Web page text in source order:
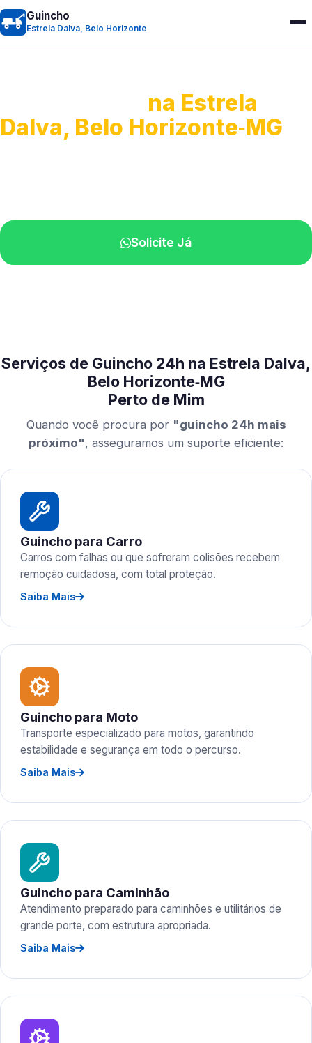
Guincho
Estrela Dalva, Belo Horizonte
na Estrela
Dalva, Belo Horizonte‑MG
Solicite Já
Serviços de Guincho 24h na Estrela Dalva,
Belo Horizonte‑MG
Perto de Mim
Quando você procura por "guincho 24h mais
próximo", asseguramos um suporte eficiente:
Guincho para Carro
Carros com falhas ou que sofreram colisões recebem
remoção cuidadosa, com total proteção.
Saiba Mais
Guincho para Moto
Transporte especializado para motos, garantindo
estabilidade e segurança em todo o percurso.
Saiba Mais
Guincho para Caminhão
Atendimento preparado para caminhões e utilitários de
grande porte, com estrutura apropriada.
Saiba Mais